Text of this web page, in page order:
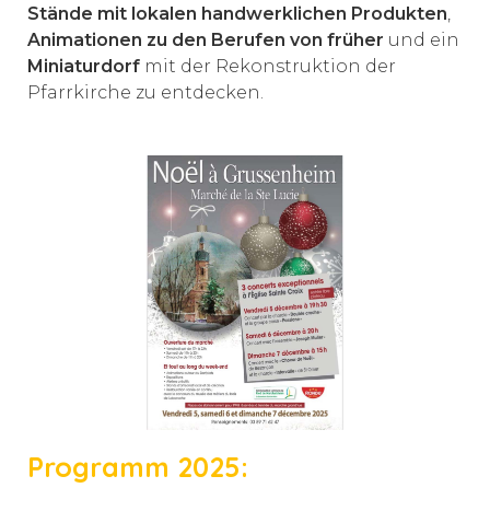
Stände mit lokalen handwerklichen Produkten,
Animationen zu den Berufen von früher und ein
Miniaturdorf mit der Rekonstruktion der
Pfarrkirche zu entdecken.
Programm 2025: